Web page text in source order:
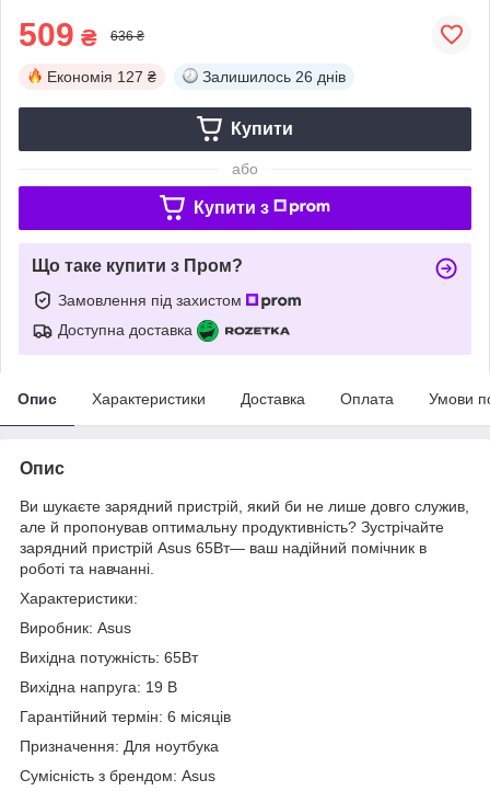
509 ₴ 636 ₴
Економія 127 ₴ Залишилось 26 днів
Купити
або
Купити з
Що таке купити з Пром?
Замовлення під захистом
Доступна доставка
Опис Характеристики Доставка Оплата Умови
Опис
Ви шукаєте зарядний пристрій, який би не лише довго служив,
але й пропонував оптимальну продуктивність? Зустрічайте
зарядний пристрій Asus 65Вт— ваш надійний помічник в
роботі та навчанні.
Характеристики:
Виробник: Asus
Вихідна потужність: 65Вт
Вихідна напруга: 19 В
Гарантійний термін: 6 місяців
Призначення: Для ноутбука
Сумісність з брендом: Asus